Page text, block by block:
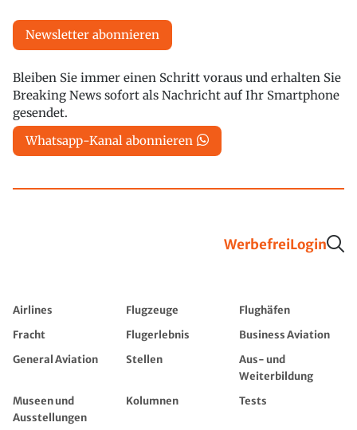
Newsletter abonnieren
Bleiben Sie immer einen Schritt voraus und erhalten Sie
Breaking News sofort als Nachricht auf Ihr Smartphone
gesendet.
Whatsapp-Kanal abonnieren
WerbefreiLogin
Airlines Flugzeuge
Flughäfen
Fracht
Flugerlebnis
Business Aviation
General Aviation
Stellen
Aus- und
Weiterbildung
Museen und
Ausstellungen
Kolumnen Tests